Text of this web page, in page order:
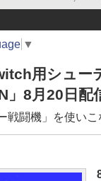
▼
用シュー
」8月20日配
戦闘機」を使い